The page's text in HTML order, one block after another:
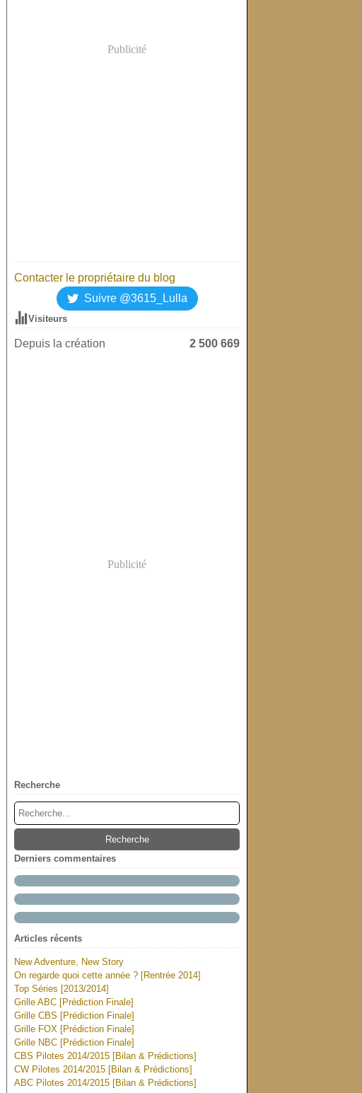
Publicité
Contacter le propriétaire du blog
Suivre @3615_Lulla
Visiteurs
Depuis la création 2 500 669
Publicité
Recherche
Derniers commentaires
Articles récents
New Adventure, New Story
On regarde quoi cette année ? [Rentrée 2014]
Top Séries [2013/2014]
Grille ABC [Prédiction Finale]
Grille CBS [Prédiction Finale]
Grille FOX [Prédiction Finale]
Grille NBC [Prédiction Finale]
CBS Pilotes 2014/2015 [Bilan & Prédictions]
CW Pilotes 2014/2015 [Bilan & Prédictions]
ABC Pilotes 2014/2015 [Bilan & Prédictions]